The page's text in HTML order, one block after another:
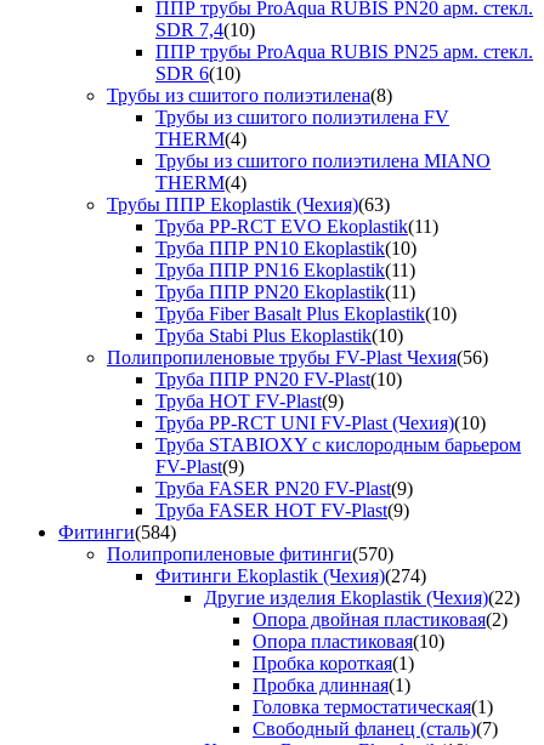
ППР трубы ProAqua RUBIS PN20 арм. стекл.
SDR 7,4(10)
ППР трубы ProAqua RUBIS PN25 арм. стекл.
SDR 6(10)
Трубы из сшитого полиэтилена(8)
Трубы из сшитого полиэтилена FV
THERM(4)
Трубы из сшитого полиэтилена MIANO
THERM(4)
Трубы ППР Ekoplastik (Чехия)(63)
Труба PP-RCT EVO Ekoplastik(11)
Труба ППР PN10 Ekoplastik(10)
Труба ППР PN16 Ekoplastik(11)
Труба ППР PN20 Ekoplastik(11)
Труба Fiber Basalt Plus Ekoplastik(10)
Труба Stabi Plus Ekoplastik(10)
Полипропиленовые трубы FV-Plast Чехия(56)
Труба ППР PN20 FV-Plast(10)
Труба HOT FV-Plast(9)
Труба PP-RCT UNI FV-Plast (Чехия)(10)
Труба STABIOXY с кислородным барьером
FV-Plast(9)
Труба FASER PN20 FV-Plast(9)
Труба FASER HOT FV-Plast(9)
Фитинги(584)
Полипропиленовые фитинги(570)
Фитинги Ekoplastik (Чехия)(274)
Другие изделия Ekoplastik (Чехия)(22)
Опора двойная пластиковая(2)
Опора пластиковая(10)
Пробка короткая(1)
Пробка длинная(1)
Головка термостатическая(1)
Свободный фланец (сталь)(7)